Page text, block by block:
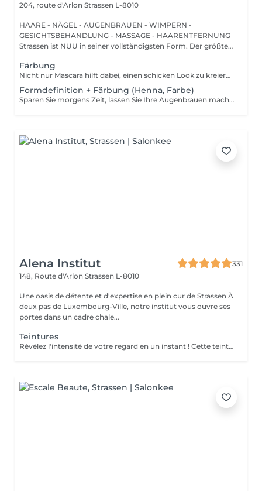
204, route d'Arlon Strassen L-8010
HAARE - NÄGEL - AUGENBRAUEN - WIMPERN -
GESICHTSBEHANDLUNG - MASSAGE - HAARENTFERNUNG
Strassen ist NUU in seiner vollständigsten Form. Der größte
Färbung
Nicht nur Mascara hilft dabei, einen schicken Look zu kreieren, sondern auch das Färben Ihrer Wimpern! Wie wird das Wimpern färben durchgeführt? - Wimpern werden gewaschen - Augencreme wird aufgetragen - Klebeband und die Patches werden aufgetragen - färben - Klebeband und die Patches werden entfernt Altersbeschränkungen: empfohlenes Mindestalter ab 14 Jahren. Empfehlungen nach dem Eingriff: die Wimpern 24 Stunden nach dem Eingriff nicht nass machen. Frequenz: einmal in 2-3 Wochen.
Formdefinition + Färbung (Henna, Farbe)
Sparen Sie morgens Zeit, lassen Sie Ihre Augenbrauen machen! Wie wird die Formgebung und das Färben durchgeführt? - Beratung (um die perfekte Form und Farbe zu besprechen) - Vorbereitung (Augenbrauen werden gewaschen und markiert) - wachsen (Überschüssige Haare werden mit Wachs entfernt) - zupfen (Überschüssige Haare werden mit einer Pinzette entfernt) - färben (Farbe oder Henna wird aufgetragen) - Überschüssige Farbe wird entfernt - Antiseptikum und Creme werden aufgetragen Altersbeschränkungen: empfohlenes Mindestalter ab 14 Jahren. Empfehlungen nach dem Eingriff: die Augenbrauen 12 Stunden lang nicht waschen und kein Make-up auftragen. Frequenz: einmal in 3-4 Wochen.
Alena Institut
331
148, Route d'Arlon Strassen L-8010
Une oasis de détente et d'expertise en plein cur de Strassen À
deux pas de Luxembourg-Ville, notre institut vous ouvre ses
portes dans un cadre chale...
Teintures
Révélez l'intensité de votre regard en un instant ! Cette teinture sublime vos cils et sourcils comme une coloration pour cheveux, avec des nuances variées et raffinées : noir, bleu nuit, bleu, brun ou brun clair . Résultat éclatant en seulement 15 minutes pour un regard naturellement captivant, sans effort quotidien !